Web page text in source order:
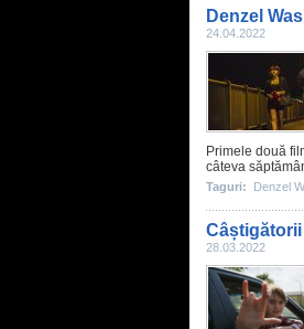
Denzel
24.04.2022
Primele două
câteva
Taguri: Denzel
Câștigătorii
28.03.2022